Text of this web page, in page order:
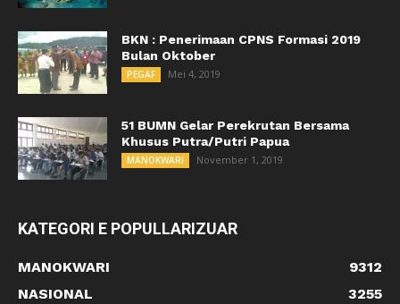
BKN : Penerimaan CPNS Formasi 2019
Bulan Oktober
PEGAF Mei 4, 2019
51 BUMN Gelar Perekrutan Bersama
Khusus Putra/Putri Papua
MANOKWARI November 1, 2019
KATEGORI E POPULLARIZUAR
MANOKWARI
9312
NASIONAL
3255